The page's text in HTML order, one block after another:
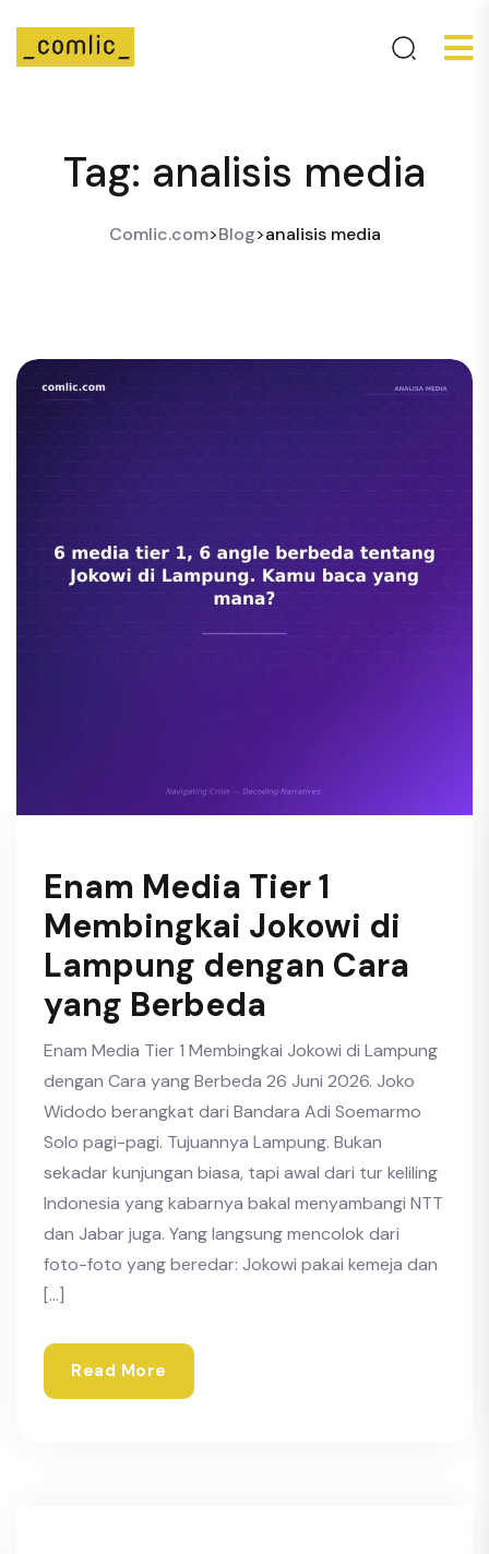
Tag: analisis media
Comlic.com>Blog>analisis media
Enam Media Tier 1
Membingkai Jokowi di
Lampung dengan Cara
yang Berbeda
Enam Media Tier 1 Membingkai Jokowi di Lampung
dengan Cara yang Berbeda 26 Juni 2026. Joko
Widodo berangkat dari Bandara Adi Soemarmo
Solo pagi-pagi. Tujuannya Lampung. Bukan
sekadar kunjungan biasa, tapi awal dari tur keliling
Indonesia yang kabarnya bakal menyambangi NTT
dan Jabar juga. Yang langsung mencolok dari
foto-foto yang beredar: Jokowi pakai kemeja dan
[…]
Read More